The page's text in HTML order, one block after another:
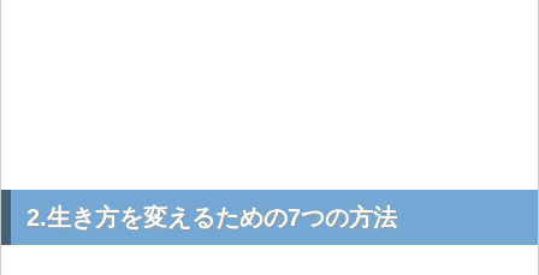
2.生き方を変えるための7つの方法